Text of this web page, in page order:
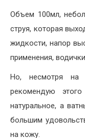
Объем 100мл,
струя, которая
жидкости, напор
применения,
Но, несмотря на
рекомендую
натуральное, а
большим
на кожу.